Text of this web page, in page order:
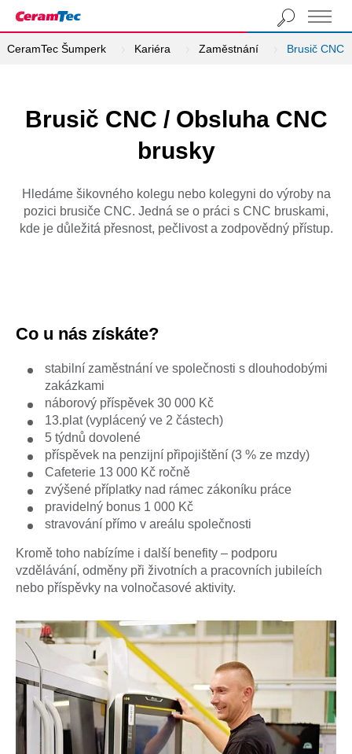
CeramTec Šumperk Kariéra Zaměstnání Brusič CNC
Brusič CNC / Obsluha CNC
brusky
Hledáme šikovného kolegu nebo kolegyni do výroby na
pozici brusiče CNC. Jedná se o práci s CNC bruskami,
kde je důležitá přesnost, pečlivost a zodpovědný přístup.
Co u nás získáte?
stabilní zaměstnání ve společnosti s dlouhodobými
zakázkami
náborový příspěvek 30 000 Kč
13.plat (vyplácený ve 2 částech)
5 týdnů dovolené
příspěvek na penzijní připojištění (3 % ze mzdy)
Cafeterie 13 000 Kč ročně
zvýšené příplatky nad rámec zákoníku práce
pravidelný bonus 1 000 Kč
stravování přímo v areálu společnosti
Kromě toho nabízíme i další benefity – podporu
vzdělávání, odměny při životních a pracovních jubileích
nebo příspěvky na volnočasové aktivity.